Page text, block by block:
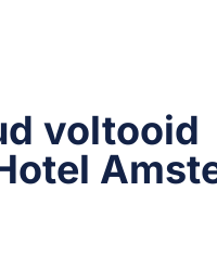
voltooid